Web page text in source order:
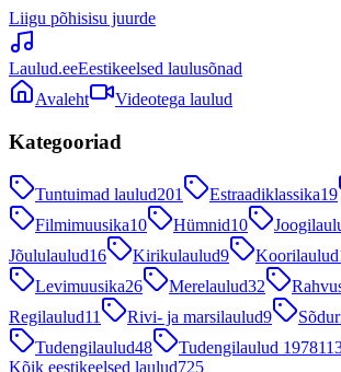
Liigu põhisisu juurde
Laulud.eeEestikeelsed laulusõnad
Avaleht
Videotega laulud
Kategooriad
Tuntuimad laulud201 Estraadiklassika19
Filmimuusika10 Hümnid10
Jõululaulud16 Kirikulaulud9 Koorilaulud
Levimuusika26 Merelaulud32
Regilaulud11 Rivi- ja marsilaulud9
Tudengilaulud48 Tudengilaulud 1978
Kõik eestikeelsed laulud725